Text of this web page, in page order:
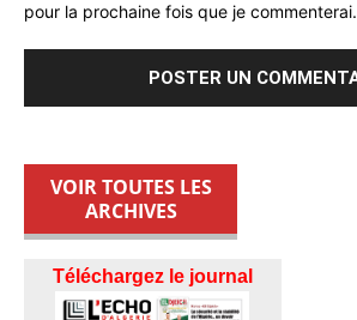
pour la prochaine fois que je commenterai.
VOIR TOUTES LES
ARCHIVES